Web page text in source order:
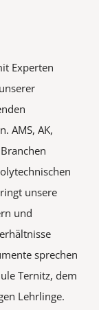
Experten
AMS, AK,
unsere
und
sprechen
Ternitz, dem
Lehrlinge.